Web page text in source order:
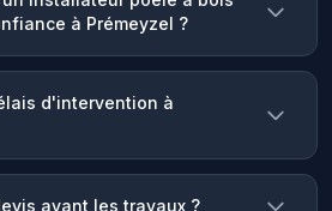
à Prémeyzel ?
d'intervention à
avant les travaux ?